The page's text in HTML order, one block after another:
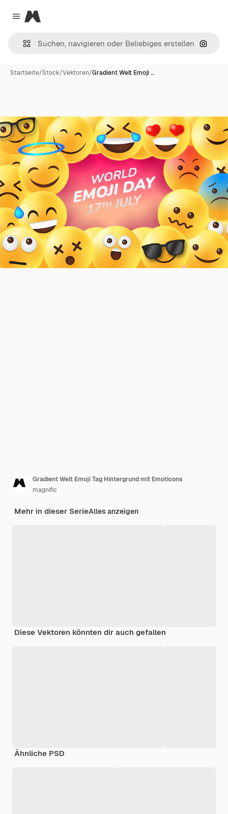
Close menu
Magnific
Nach
Startseite/Stock/Vektoren/Gradient Welt Emoji …
Gradient Welt Emoji Tag Hintergrund mit Emoticons
magnific
Mehr in dieser SerieAlles anzeigen
Diese Vektoren könnten dir auch gefallen
Ähnliche PSD